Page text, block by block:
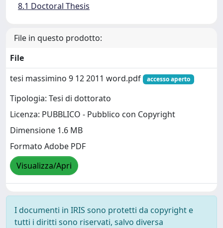
8.1 Doctoral Thesis
File in questo prodotto:
File
tesi massimino 9 12 2011 word.pdf
accesso aperto
Tipologia: Tesi di dottorato
Licenza: PUBBLICO - Pubblico con Copyright
Dimensione 1.6 MB
Formato Adobe PDF
Visualizza/Apri
I documenti in IRIS sono protetti da copyright e
tutti i diritti sono riservati, salvo diversa